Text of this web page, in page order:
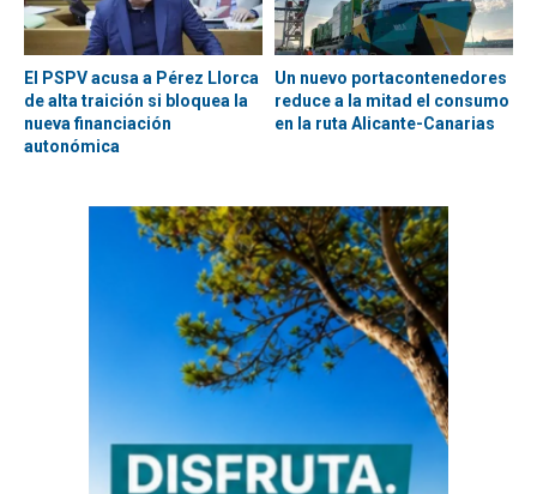
El PSPV acusa a Pérez Llorca
de alta traición si bloquea la
nueva financiación
autonómica
Un nuevo portacontenedores
reduce a la mitad el consumo
en la ruta Alicante-Canarias